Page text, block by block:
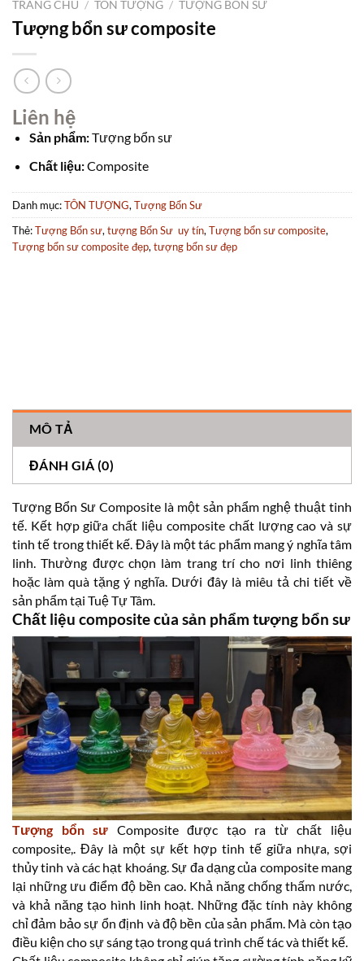
TRANG CHỦ / TÔN TƯỢNG / TƯỢNG BỔN SƯ
Tượng bổn sư composite
Liên hệ
Sản phẩm:Tượng bổn sư
Chất liệu:Composite
Danh mục:TÔN TƯỢNG,Tượng Bổn Sư
Thẻ:Tượng Bổn sư,tượng Bổn Sư uy tín,Tượng bổn sư composite,
Tượng bổn sư composite đẹp,tượng bổn sư đẹp
MÔ TẢ
ĐÁNH GIÁ (0)
Tượng Bổn Sư Composite là một sản phẩm nghệ thuật tinh
tế. Kết hợp giữa chất liệu composite chất lượng cao và sự
tinh tế trong thiết kế. Đây là một tác phẩm mang ý nghĩa tâm
linh. Thường được chọn làm trang trí cho nơi linh thiêng
hoặc làm quà tặng ý nghĩa. Dưới đây là miêu tả chi tiết về
sản phẩm tại Tuệ Tự Tâm.
Chất liệu composite của sản phẩm tượng bổn sư
Tượng bổn sư Composite được tạo ra từ chất liệu
composite,. Đây là một sự kết hợp tinh tế giữa nhựa, sợi
thủy tinh và các hạt khoáng. Sự đa dạng của composite mang
lại những ưu điểm độ bền cao. Khả năng chống thấm nước,
và khả năng tạo hình linh hoạt. Những đặc tính này không
chỉ đảm bảo sự ổn định và độ bền của sản phẩm. Mà còn tạo
điều kiện cho sự sáng tạo trong quá trình chế tác và thiết kế.